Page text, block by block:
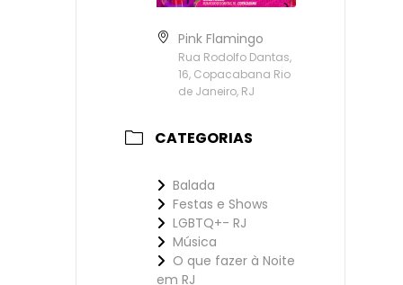
Pink Flamingo
Rua Rodolfo Dantas,
16, Copacabana Rio
de Janeiro, RJ
CATEGORIAS
Balada
Festas e Shows
LGBTQ+- RJ
Música
O que fazer à Noite
em RJ